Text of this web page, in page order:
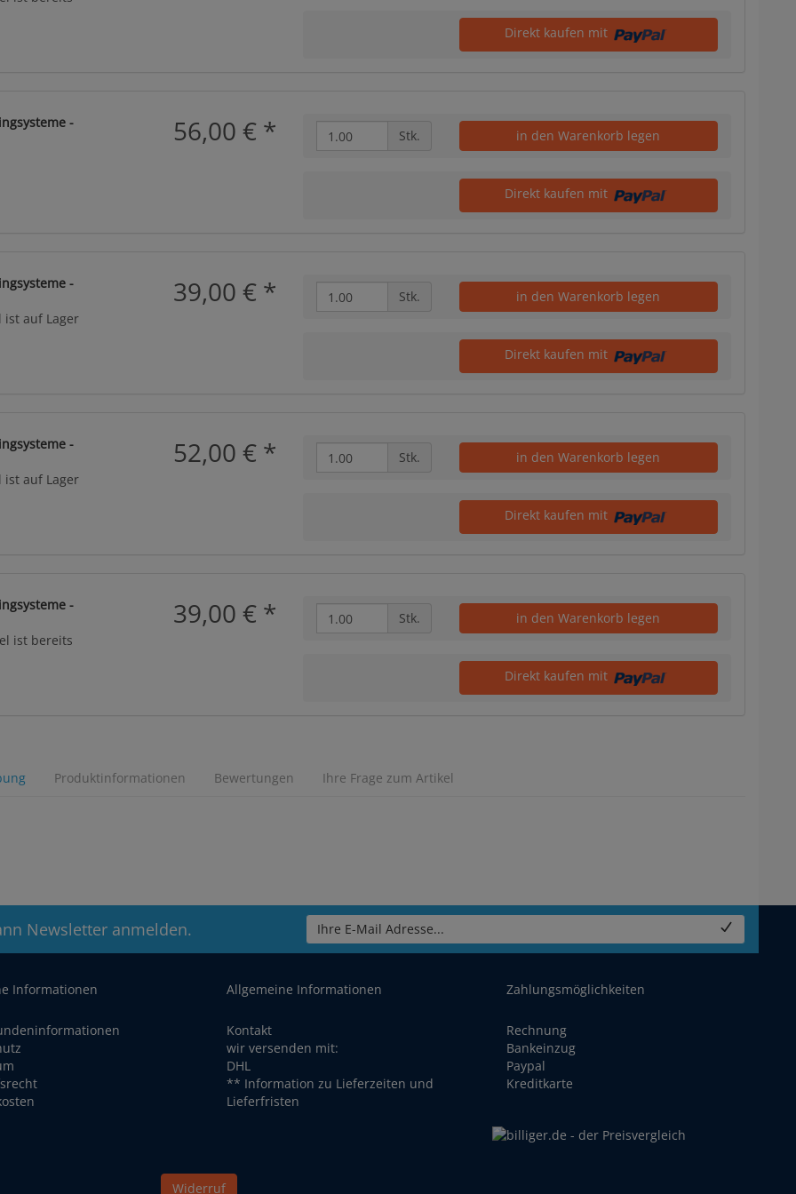
Direkt kaufen mit
- 56,00 € * Stk. in den Warenkorb legen
Direkt kaufen mit
-
auf Lager
39,00 € * Stk. in den Warenkorb legen
Direkt kaufen mit
-
auf Lager
52,00 € * Stk. in den Warenkorb legen
Direkt kaufen mit
-
ist bereits
39,00 € * Stk. in den Warenkorb legen
Direkt kaufen mit
Produktinformationen Bewertungen Ihre Frage zum Artikel
Newsletter anmelden. Ihre E-Mail Adresse...
Informationen Allgemeine Informationen
Kontakt
wir versenden mit:
DHL
** Information zu Lieferzeiten und
Lieferfristen
Zahlungsmöglichkeiten
Rechnung
Bankeinzug
Paypal
Kreditkarte
Widerruf